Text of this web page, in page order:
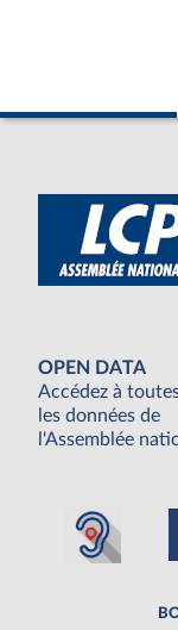
OPEN DATA
Accédez à
les données de
l'Assemblée